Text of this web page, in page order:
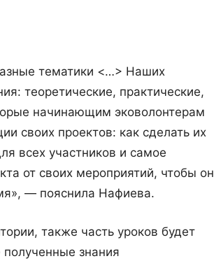
тематики <…> Наших
теоретические, практические,
начинающим эковолонтерам
своих проектов: как сделать их
всех участников и самое
от своих мероприятий, чтобы он
— пояснила Нафиева.
также часть уроков будет
полученные знания